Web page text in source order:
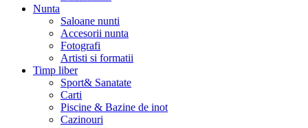
Nunta
Saloane nunti
Accesorii nunta
Fotografi
Artisti si formatii
Timp liber
Sport& Sanatate
Carti
Piscine & Bazine de inot
Cazinouri